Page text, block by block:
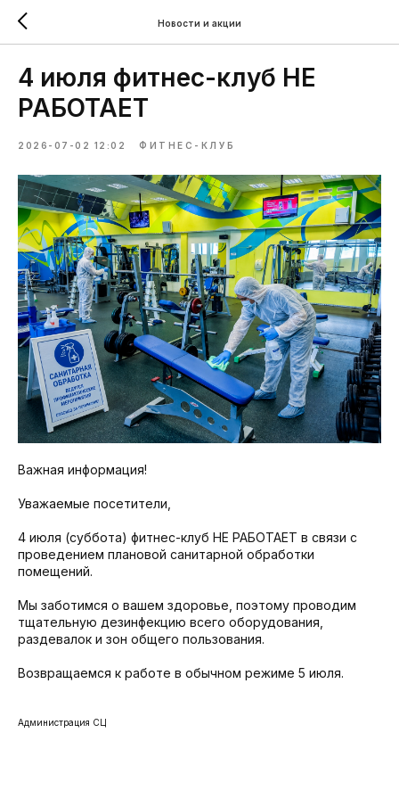
Новости и акции
4 июля фитнес-клуб НЕ
РАБОТАЕТ
2026-07-02 12:02 ФИТНЕС-КЛУБ
Важная информация!
Уважаемые посетители,
4 июля (суббота) фитнес-клуб НЕ РАБОТАЕТ в связи с
проведением плановой санитарной обработки
помещений.
Мы заботимся о вашем здоровье, поэтому проводим
тщательную дезинфекцию всего оборудования,
раздевалок и зон общего пользования.
Возвращаемся к работе в обычном режиме 5 июля.
Администрация СЦ